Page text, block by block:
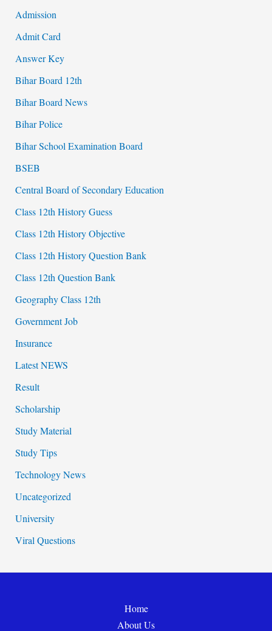
Admission
Admit Card
Answer Key
Bihar Board 12th
Bihar Board News
Bihar Police
Bihar School Examination Board
BSEB
Central Board of Secondary Education
Class 12th History Guess
Class 12th History Objective
Class 12th History Question Bank
Class 12th Question Bank
Geography Class 12th
Government Job
Insurance
Latest NEWS
Result
Scholarship
Study Material
Study Tips
Technology News
Uncategorized
University
Viral Questions
Home
About Us